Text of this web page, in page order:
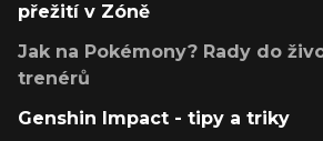
přežití v Zóně
Jak na Pokémony? Rady do
trenérů
Genshin Impact - tipy a triky